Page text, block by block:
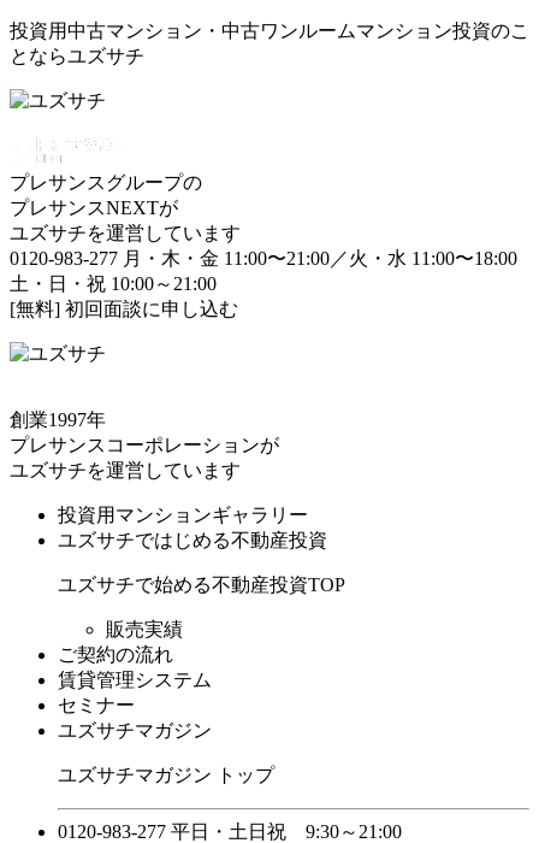
投資用中古マンション・中古ワンルームマンション投資のこ
とならユズサチ
プレサンスグループの
プレサンスNEXTが
ユズサチを運営しています
0120-983-277 月・木・金 11:00〜21:00／火・水 11:00〜18:00
土・日・祝 10:00～21:00
[無料] 初回面談に申し込む
創業1997年
プレサンスコーポレーションが
ユズサチを運営しています
投資用マンションギャラリー
ユズサチではじめる不動産投資
ユズサチで始める不動産投資TOP
販売実績
ご契約の流れ
賃貸管理システム
セミナー
ユズサチマガジン
ユズサチマガジン トップ
0120-983-277 平日・土日祝 9:30～21:00